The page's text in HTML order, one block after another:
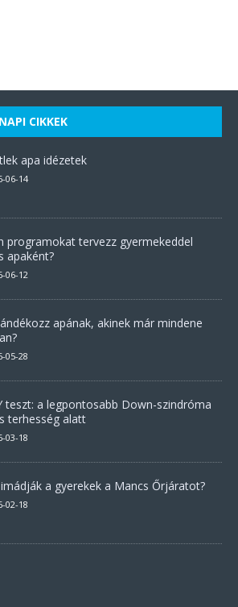
CIKKEK
apa idézetek
06-14
programokat tervezz gyermekeddel
apaként?
06-12
apának, akinek már mindene
05-28
teszt: a legpontosabb Down-szindróma
terhesség alatt
03-18
a gyerekek a Mancs Őrjáratot?
02-18